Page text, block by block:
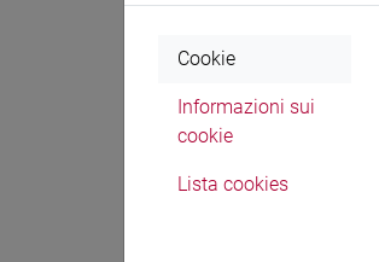
Cookie
Informazioni sui
cookie
Lista cookies